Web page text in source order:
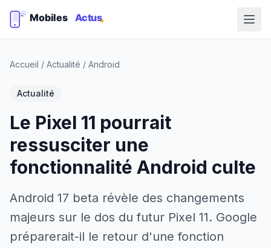
Accueil / Actualité / Android
Actualité
Le Pixel 11 pourrait
ressusciter une
fonctionnalité Android culte
Android 17 beta révèle des changements
majeurs sur le dos du futur Pixel 11. Google
préparerait-il le retour d'une fonction